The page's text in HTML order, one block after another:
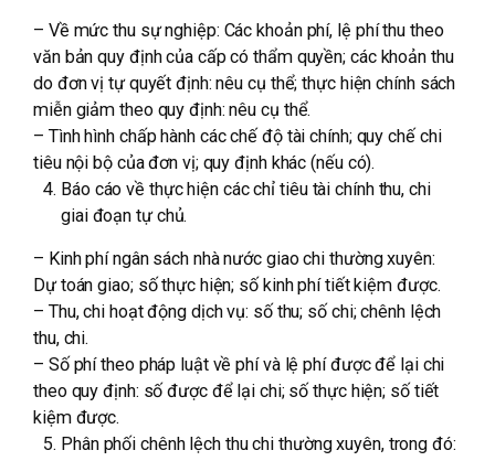
– Về mức thu sự nghiệp: Các khoản phí, lệ phí thu theo
văn bản quy định của cấp có thẩm quyền; các khoản thu
do đơn vị tự quyết định: nêu cụ thể; thực hiện chính sách
miễn giảm theo quy định: nêu cụ thể.
– Tình hình chấp hành các chế độ tài chính; quy chế chi
tiêu nội bộ của đơn vị; quy định khác (nếu có).
Báo cáo về thực hiện các chỉ tiêu tài chính thu, chi
giai đoạn tự chủ.
– Kinh phí ngân sách nhà nước giao chi thường xuyên:
Dự toán giao; số thực hiện; số kinh phí tiết kiệm được.
– Thu, chi hoạt động dịch vụ: số thu; số chi; chênh lệch
thu, chi.
– Số phí theo pháp luật về phí và lệ phí được để lại chi
theo quy định: số được để lại chi; số thực hiện; số tiết
kiệm được.
Phân phối chênh lệch thu chi thường xuyên, trong đó: